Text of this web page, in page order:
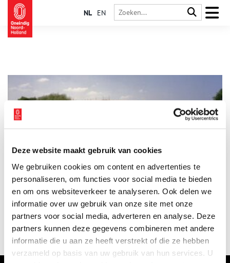
Deze website maakt gebruik van cookies
We gebruiken cookies om content en advertenties te
personaliseren, om functies voor social media te bieden
en om ons websiteverkeer te analyseren. Ook delen we
informatie over uw gebruik van onze site met onze
partners voor social media, adverteren en analyse. Deze
partners kunnen deze gegevens combineren met andere
informatie die u aan ze heeft verstrekt of die ze hebben
verzameld op basis van uw gebruik van hun services. U
NL EN
In het Noordwestfront van de Stelling van Amsterdam stonden
vroeger diverse kruitmagazijnen. Deze werden gebruikt voor
de opslag van buskruit en munitie. Voorbeelden zijn het
Kruitmagazijn bij de Dam en het Kruitmagazijn bij de Stenen
Paal.